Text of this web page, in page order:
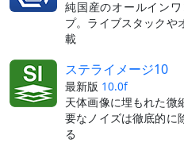
純国産のオールイン
プ。ライブスタックや
載
ステライメージ10
最新版 10.0f
天体画像に埋もれた微
要なノイズは徹底的に
る